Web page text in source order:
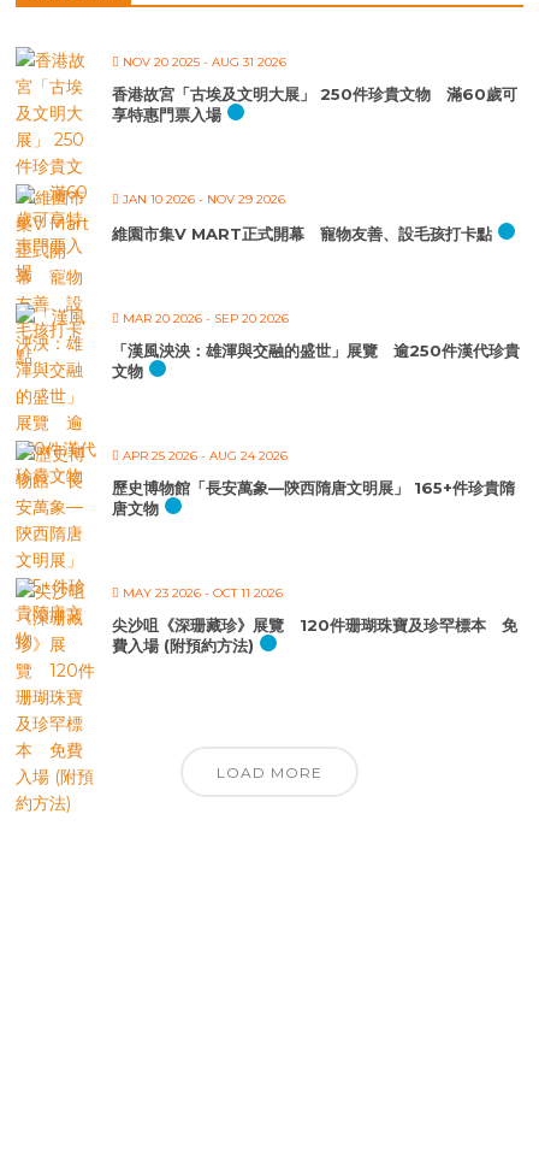
NOV 20 2025 - AUG 31 2026
香港故宮「古埃及文明大展」 250件珍貴文物 滿60歲可
享特惠門票入場
JAN 10 2026 - NOV 29 2026
維園市集V MART正式開幕 寵物友善、設毛孩打卡點
MAR 20 2026 - SEP 20 2026
「漢風泱泱：雄渾與交融的盛世」展覽 逾250件漢代珍貴
文物
APR 25 2026 - AUG 24 2026
歷史博物館「長安萬象—陝西隋唐文明展」 165+件珍貴隋
唐文物
MAY 23 2026 - OCT 11 2026
尖沙咀《深珊藏珍》展覽 120件珊瑚珠寶及珍罕標本 免
費入場 (附預約方法)
LOAD MORE